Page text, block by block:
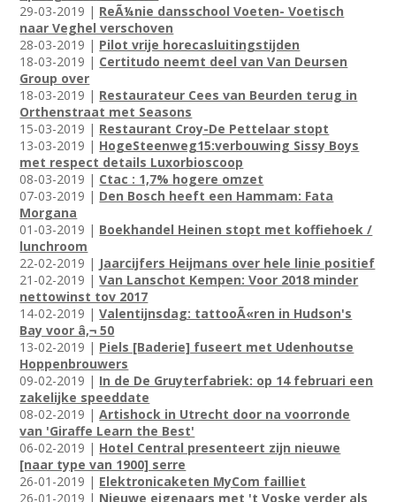
29-03-2019 | ReÃ¼nie dansschool Voeten- Voetisch
naar Veghel verschoven
28-03-2019 | Pilot vrije horecasluitingstijden
18-03-2019 | Certitudo neemt deel van Van Deursen
Group over
18-03-2019 | Restaurateur Cees van Beurden terug in
Orthenstraat met Seasons
15-03-2019 | Restaurant Croy-De Pettelaar stopt
13-03-2019 | HogeSteenweg15:verbouwing Sissy Boys
met respect details Luxorbioscoop
08-03-2019 | Ctac : 1,7% hogere omzet
07-03-2019 | Den Bosch heeft een Hammam: Fata
Morgana
01-03-2019 | Boekhandel Heinen stopt met koffiehoek /
lunchroom
22-02-2019 | Jaarcijfers Heijmans over hele linie positief
21-02-2019 |Van Lanschot Kempen: Voor 2018 minder
nettowinst tov 2017
14-02-2019 |Valentijnsdag: tattooÃ«ren in Hudson's
Bay voor â‚¬ 50
13-02-2019 | Piels [Baderie] fuseert met Udenhoutse
Hoppenbrouwers
09-02-2019 | In de De Gruyterfabriek: op 14 februari een
zakelijke speeddate
08-02-2019 |Artishock in Utrecht door na voorronde
van 'Giraffe Learn the Best'
06-02-2019 | Hotel Central presenteert zijn nieuwe
[naar type van 1900] serre
26-01-2019 | Elektronicaketen MyCom failliet
26-01-2019 | Nieuwe eigenaars met 't Voske verder als